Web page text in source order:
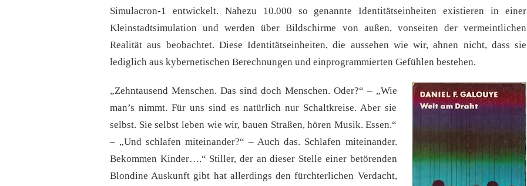
Simulacron-1 entwickelt. Nahezu 10.000 so genannte Identitätseinheiten existieren in einer
Kleinstadtsimulation und werden über Bildschirme von außen, vonseiten der vermeintlichen
Realität aus beobachtet. Diese Identitätseinheiten, die aussehen wie wir, ahnen nicht, dass sie
lediglich aus kybernetischen Berechnungen und einprogrammierten Gefühlen bestehen.
„Zehntausend Menschen. Das sind doch Menschen. Oder?“ – „Wie
man’s nimmt. Für uns sind es natürlich nur Schaltkreise. Aber sie
selbst. Sie selbst leben wie wir, bauen Straßen, hören Musik. Essen.“
– „Und schlafen miteinander?“ – Auch das. Schlafen miteinander.
Bekommen Kinder….“ Stiller, der an dieser Stelle einer betörenden
Blondine Auskunft gibt hat allerdings den fürchterlichen Verdacht,